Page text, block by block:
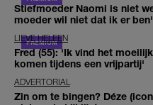
Stiefmoeder Naomi is niet
moeder wil niet dat ik er ben'
LIEVE HELEEN
Fred (55): 'Ik vind het
komen tijdens een vrijpartij'
ADVERTORIAL
Zin om te bingen? Déze